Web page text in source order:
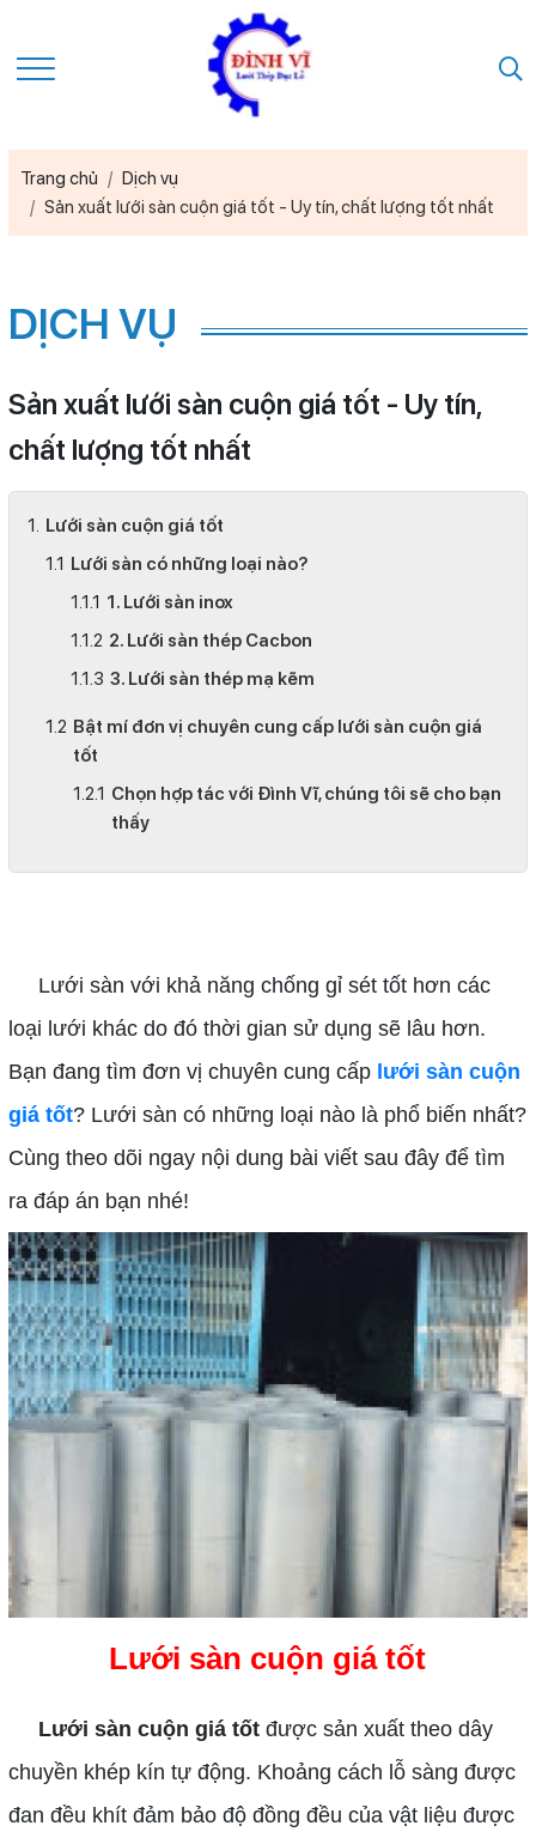
Trang chủ
Dịch vụ
Sản xuất lưới sàn cuộn giá tốt - Uy tín, chất lượng tốt nhất
DỊCH VỤ
Sản xuất lưới sàn cuộn giá tốt - Uy tín,
chất lượng tốt nhất
Lưới sàn cuộn giá tốt
Lưới sàn có những loại nào?
1. Lưới sàn inox
2. Lưới sàn thép Cacbon
3. Lưới sàn thép mạ kẽm
Bật mí đơn vị chuyên cung cấp lưới sàn cuộn giá
tốt
Chọn hợp tác với Đình Vĩ, chúng tôi sẽ cho bạn
thấy
Lưới sàn với khả năng chống gỉ sét tốt hơn các
loại lưới khác do đó thời gian sử dụng sẽ lâu hơn.
Bạn đang tìm đơn vị chuyên cung cấp lưới sàn cuộn
giá tốt? Lưới sàn có những loại nào là phổ biến nhất?
Cùng theo dõi ngay nội dung bài viết sau đây để tìm
ra đáp án bạn nhé!
Lưới sàn cuộn giá tốt
Lưới sàn cuộn giá tốtđược sản xuất theo dây
chuyền khép kín tự động. Khoảng cách lỗ sàng được
đan đều khít đảm bảo độ đồng đều của vật liệu được